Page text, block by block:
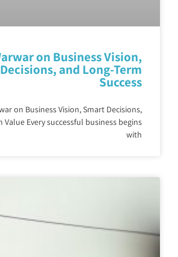
on Business Vision,
and Long-Term
Success
on Business Vision, Smart Decisions,
Value Every successful business begins
with